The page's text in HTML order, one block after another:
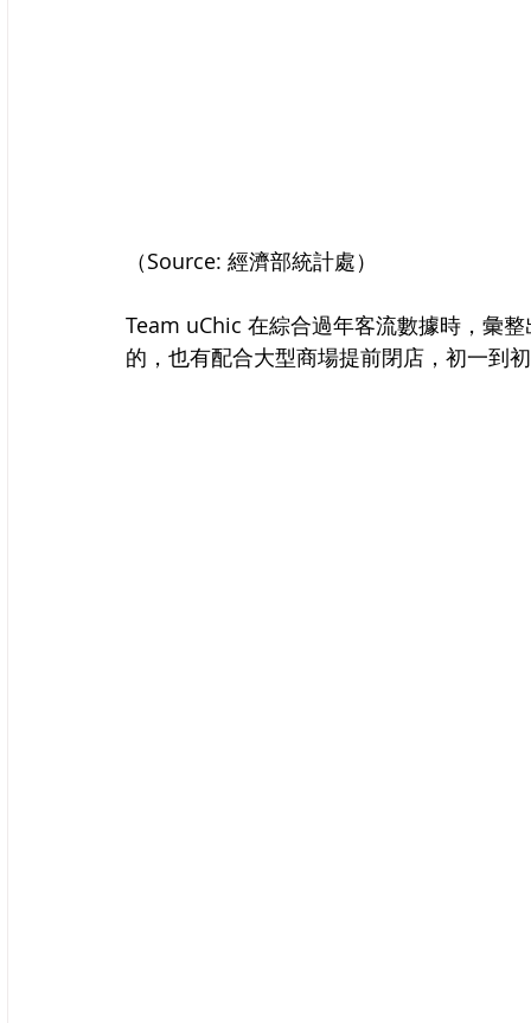
（Source: 經濟部統計處）
Team uChic 在綜合過年客流數據時，彙
的，也有配合大型商場提前閉店，初一到